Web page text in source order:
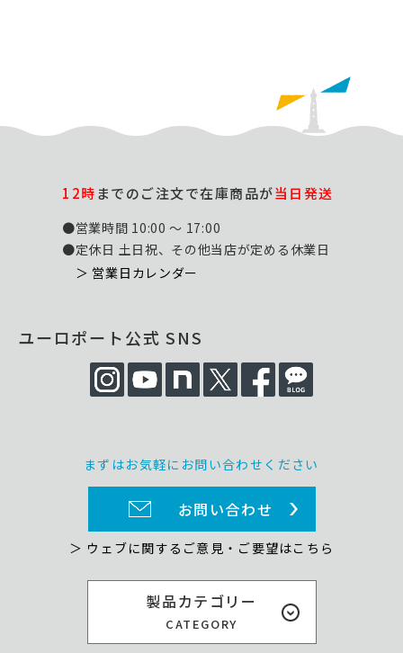
製品カテゴリー
CATEGORY
12時までのご注文で在庫商品が当日発送
●営業時間 10:00 ～ 17:00
●定休日 土日祝、その他当店が定める休業日
＞ 営業日カレンダー
ユーロポート公式 SNS
まずはお気軽にお問い合わせください
お問い合わせ
＞ ウェブに関するご意見・ご要望はこちら